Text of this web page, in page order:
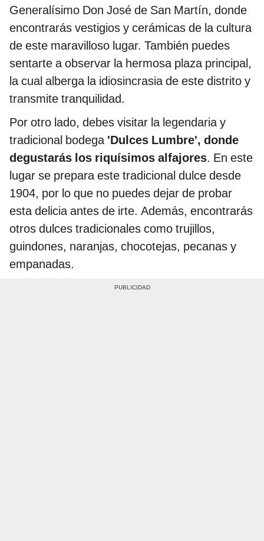
Generalísimo Don José de San Martín, donde
encontrarás vestigios y cerámicas de la cultura
de este maravilloso lugar. También puedes
sentarte a observar la hermosa plaza principal,
la cual alberga la idiosincrasia de este distrito y
transmite tranquilidad.
Por otro lado, debes visitar la legendaria y
tradicional bodega 'Dulces Lumbre', donde
degustarás los riquísimos alfajores. En este
lugar se prepara este tradicional dulce desde
1904, por lo que no puedes dejar de probar
esta delicia antes de irte. Además, encontrarás
otros dulces tradicionales como trujillos,
guindones, naranjas, chocotejas, pecanas y
empanadas.